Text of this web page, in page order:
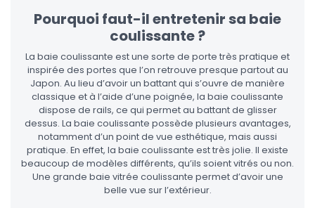
Pourquoi faut-il entretenir sa baie
coulissante ?
La baie coulissante est une sorte de porte très pratique et
inspirée des portes que l’on retrouve presque partout au
Japon. Au lieu d’avoir un battant qui s’ouvre de manière
classique et à l’aide d’une poignée, la baie coulissante
dispose de rails, ce qui permet au battant de glisser
dessus. La baie coulissante possède plusieurs avantages,
notamment d’un point de vue esthétique, mais aussi
pratique. En effet, la baie coulissante est très jolie. Il existe
beaucoup de modèles différents, qu’ils soient vitrés ou non.
Une grande baie vitrée coulissante permet d’avoir une
belle vue sur l’extérieur.